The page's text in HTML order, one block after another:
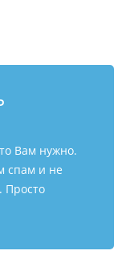
Вам нужно.
спам и не
Просто